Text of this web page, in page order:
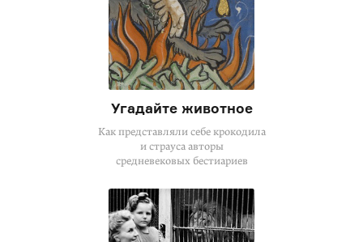
Угадайте животное
Как представляли себе крокодила
и страуса авторы
средневековых бестиариев